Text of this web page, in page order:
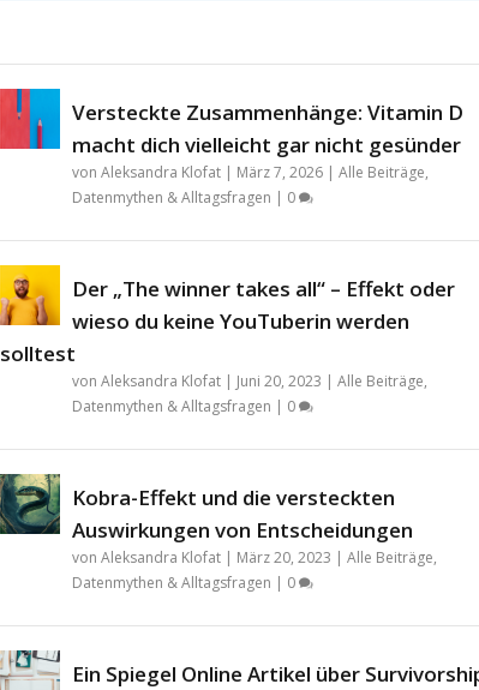
Versteckte Zusammenhänge: Vitamin D
macht dich vielleicht gar nicht gesünder
von Aleksandra Klofat| März 7, 2026| Alle Beiträge,
Datenmythen & Alltagsfragen | 0
Der „The winner takes all“ – Effekt oder
wieso du keine YouTuberin werden
solltest
von Aleksandra Klofat| Juni 20, 2023 | Alle Beiträge,
Datenmythen & Alltagsfragen | 0
Kobra-Effekt und die versteckten
Auswirkungen von Entscheidungen
von Aleksandra Klofat| März 20, 2023 | Alle Beiträge,
Datenmythen & Alltagsfragen | 0
Ein Spiegel Online Artikel über